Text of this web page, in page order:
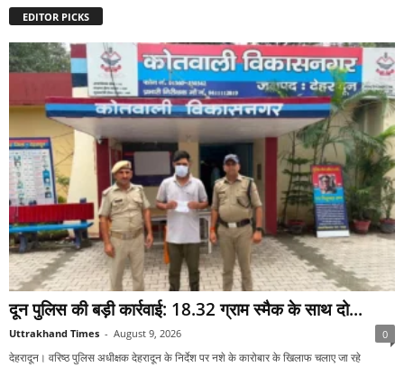
EDITOR PICKS
दून पुलिस की बड़ी कार्रवाई: 18.32 ग्राम स्मैक के साथ दो...
Uttrakhand Times - August 9, 2026 0
देहरादून। वरिष्ठ पुलिस अधीक्षक देहरादून के निर्देश पर नशे के कारोबार के खिलाफ चलाए जा रहे